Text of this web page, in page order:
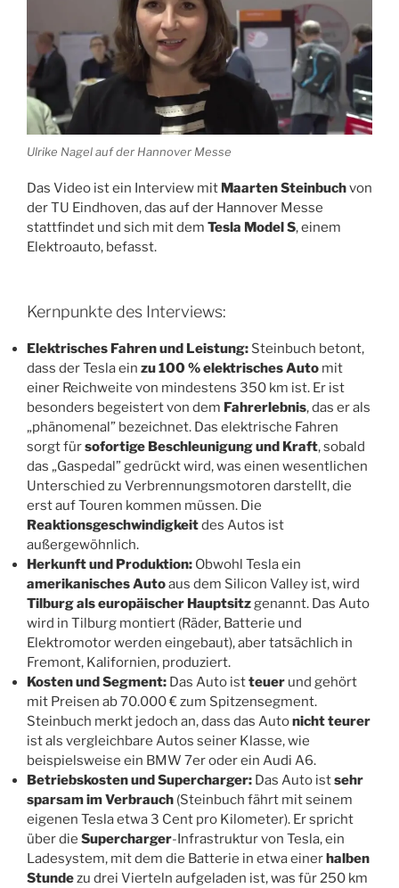
Ulrike Nagel auf der Hannover Messe
Das Video ist ein Interview mit Maarten Steinbuchvon
der TU Eindhoven, das auf der Hannover Messe
stattfindet und sich mit dem Tesla Model S, einem
Elektroauto, befasst.
Kernpunkte des Interviews:
Elektrisches Fahren und Leistung: Steinbuch betont,
dass der Tesla ein zu 100 % elektrisches Auto mit
einer Reichweite von mindestens 350 km ist. Er ist
besonders begeistert von dem Fahrerlebnis, das er als
„phänomenal” bezeichnet. Das elektrische Fahren
sorgt fürsofortige Beschleunigung und Kraft, sobald
das „Gaspedal” gedrückt wird, was einen wesentlichen
Unterschied zu Verbrennungsmotoren darstellt, die
erst auf Touren kommen müssen. Die
Reaktionsgeschwindigkeitdes Autos ist
außergewöhnlich.
Herkunft und Produktion: Obwohl Tesla ein
amerikanisches Autoaus dem Silicon Valley ist, wird
Tilburg alseuropäischer Hauptsitzgenannt. Das Auto
wird in Tilburg montiert (Räder, Batterie und
Elektromotor werden eingebaut), aber tatsächlich in
Fremont, Kalifornien, produziert.
Kosten und Segment: Das Auto istteuer und gehört
mit Preisen ab 70.000 € zum Spitzensegment.
Steinbuch merkt jedoch an, dass das Autonicht teurer
ist als vergleichbare Autos seiner Klasse, wie
beispielsweise ein BMW 7er oder ein Audi A6.
Betriebskosten und Supercharger: Das Auto istsehr
sparsam im Verbrauch (Steinbuch fährt mit seinem
eigenen Tesla etwa 3 Cent pro Kilometer). Er spricht
über die Supercharger-Infrastruktur von Tesla, ein
Ladesystem, mit dem die Batterie in etwa einer halben
Stundezu drei Vierteln aufgeladen ist, was für 250 km